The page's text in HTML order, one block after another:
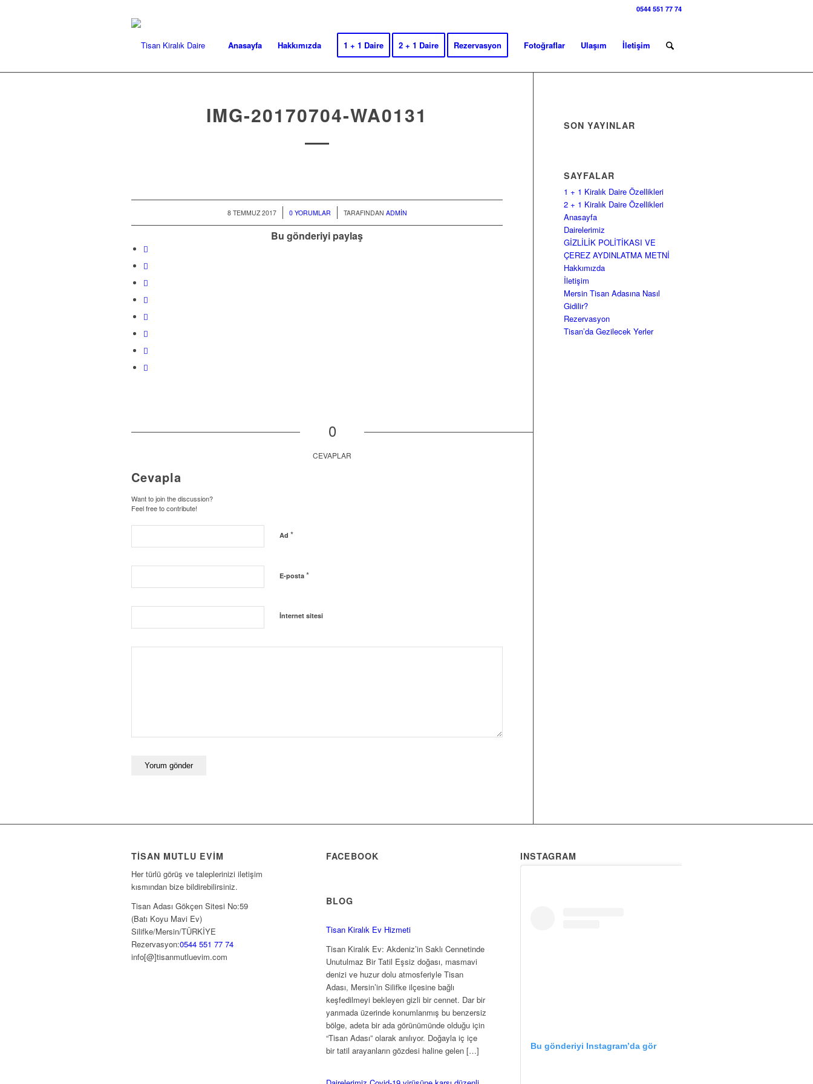
0544 551 77 74
Anasayfa Hakkımızda 1 + 1 Daire 2 + 1 Daire Rezervasyon Fotoğraflar Ulaşım İletişim
IMG-20170704-WA0131
8 TEMMUZ 2017
/ 0 YORUMLAR
/ TARAFINDAN ADMIN
Bu gönderiyi paylaş
0
CEVAPLAR
Cevapla
Want to join the discussion?
Feel free to contribute!
Ad *
E-posta *
İnternet sitesi
SON YAYINLAR
SAYFALAR
1 + 1 Kiralık Daire Özellikleri
2 + 1 Kiralık Daire Özellikleri
Anasayfa
Dairelerimiz
GİZLİLİK POLİTİKASI VE
ÇEREZ AYDINLATMA METNİ
Hakkımızda
İletişim
Mersin Tisan Adasına Nasıl
Gidilir?
Rezervasyon
Tisan’da Gezilecek Yerler
TISAN MUTLU EVIM
Her türlü görüş ve taleplerinizi iletişim
kısmından bize bildirebilirsiniz.
Tisan Adası Gökçen Sitesi No:59
(Batı Koyu Mavi Ev)
Silifke/Mersin/TÜRKİYE
Rezervasyon:0544 551 77 74
info[@]tisanmutluevim.com
FACEBOOK
BLOG
Tisan Kiralık Ev Hizmeti
Tisan Kiralık Ev: Akdeniz’in Saklı Cennetinde
Unutulmaz Bir Tatil Eşsiz doğası, masmavi
denizi ve huzur dolu atmosferiyle Tisan
Adası, Mersin’in Silifke ilçesine bağlı
keşfedilmeyi bekleyen gizli bir cennet. Dar bir
yarımada üzerinde konumlanmış bu benzersiz
bölge, adeta bir ada görünümünde olduğu için
“Tisan Adası” olarak anılıyor. Doğayla iç içe
bir tatil arayanların gözdesi haline gelen […]
INSTAGRAM
Bu gönderiyi Instagram’da gör